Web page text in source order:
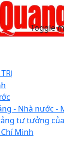
Toggle
- Nhà nước -
tư tưởng
Minh